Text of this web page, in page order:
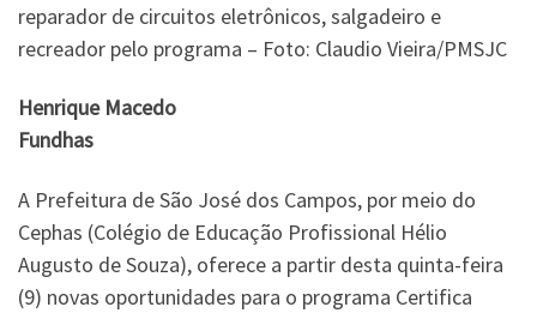
reparador de circuitos eletrônicos, salgadeiro e
recreador pelo programa – Foto: Claudio Vieira/PMSJC
Henrique Macedo
Fundhas
A Prefeitura de São José dos Campos, por meio do
Cephas (Colégio de Educação Profissional Hélio
Augusto de Souza), oferece a partir desta quinta-feira
(9) novas oportunidades para o programa Certifica